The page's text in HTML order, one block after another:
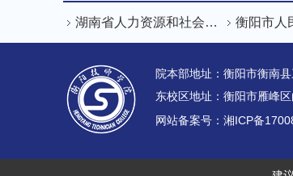
湖南省人力资源和社会保障厅 衡阳市人
院本部地址：衡阳市衡南
网站备案号：湘ICP备